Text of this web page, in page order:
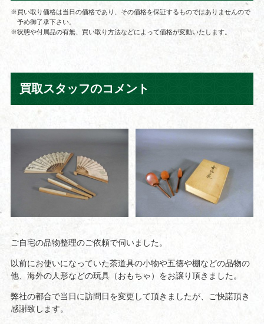
※買い取り価格は当日の価格であり、その価格を保証するものではありませんので
予め御了承下さい。
※状態や付属品の有無、買い取り方法などによって価格が変動いたします。
買取スタッフのコメント
ご自宅の品物整理のご依頼で伺いました。
以前にお使いになっていた茶道具の小物や五徳や棚などの品物の
他、海外の人形などの玩具（おもちゃ）をお譲り頂きました。
弊社の都合で当日に訪問日を変更して頂きましたが、ご快諾頂き
感謝致します。